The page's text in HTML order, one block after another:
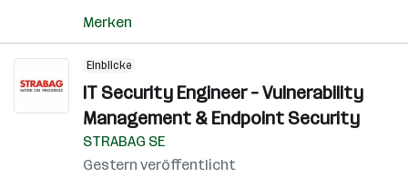
Merken
Einblicke
IT Security Engineer – Vulnerability
Management & Endpoint Security
STRABAG SE
Gestern veröffentlicht